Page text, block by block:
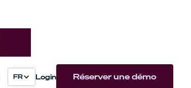
FR Login Réserver une démo